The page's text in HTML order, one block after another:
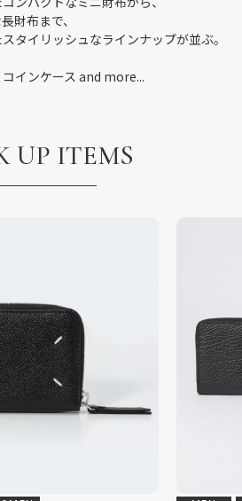
財布まで、
タイリッシュなラインナップが並ぶ。
インケース and more...
UP ITEMS